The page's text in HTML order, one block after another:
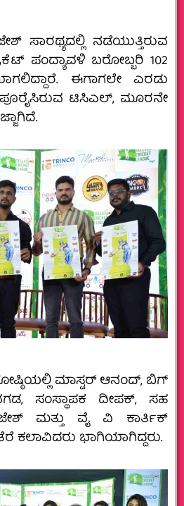
ಸಾರಥ್ಯದಲ್ಲಿ ನಡೆಯುತ್ತಿರುವ
ಪಂದ್ಯಾವಳಿ ಬರೋಬ್ಬರಿ‌ 102
ಈಗಾಗಲೇ ಎರಡು
ಟಿಸಿಎಲ್, ಮೂರನೇ
ಮಾಸ್ಟರ್ ಆನಂದ್, ಬಿಗ್
ಸಂಸ್ಥಾಪಕ ದೀಪಕ್, ಸಹ
ಮತ್ತು ವೈ ವಿ ಕಾರ್ತಿಕ್
ಕಲಾವಿದರು ಭಾಗಿಯಾಗಿದ್ದರು.